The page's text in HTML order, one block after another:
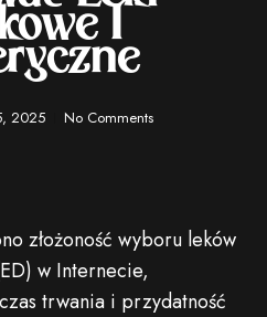
I
2025 No Comments
złożoność wyboru leków
w Internecie,
trwania i przydatność